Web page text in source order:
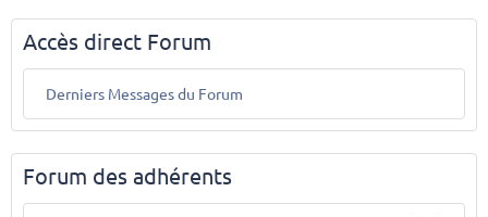
Accès direct Forum
Derniers Messages du Forum
Forum des adhérents